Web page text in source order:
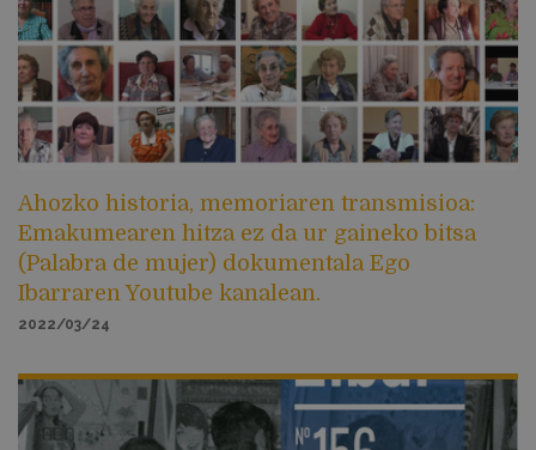
Ahozko historia, memoriaren transmisioa:
Emakumearen hitza ez da ur gaineko bitsa
(Palabra de mujer) dokumentala Ego
Ibarraren Youtube kanalean.
2022/03/24